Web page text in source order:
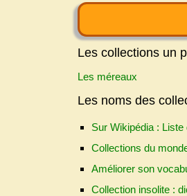
Les collections un
Les méreaux
Les noms des
Sur Wikipédia :
Collections du
Améliorer son
Collection insolite :